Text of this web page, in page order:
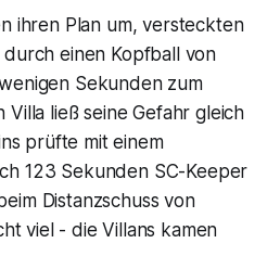
ihren Plan um, versteckten
einen Kopfball von
Sekunden zum
Villa ließ seine Gefahr gleich
prüfte mit einem
123 Sekunden SC-Keeper
Distanzschuss von
viel - die Villans kamen